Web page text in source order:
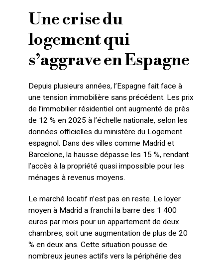
Une crise du
logement qui
s’aggrave en Espagne
Depuis plusieurs années, l’Espagne fait face à
une tension immobilière sans précédent. Les prix
de l’immobilier résidentiel ont augmenté de près
de 12 % en 2025 à l’échelle nationale, selon les
données officielles du ministère du Logement
espagnol. Dans des villes comme Madrid et
Barcelone, la hausse dépasse les 15 %, rendant
l’accès à la propriété quasi impossible pour les
ménages à revenus moyens.
Le marché locatif n’est pas en reste. Le loyer
moyen à Madrid a franchi la barre des 1 400
euros par mois pour un appartement de deux
chambres, soit une augmentation de plus de 20
% en deux ans. Cette situation pousse de
nombreux jeunes actifs vers la périphérie des